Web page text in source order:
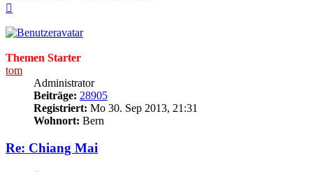
Themen Starter
tom
Administrator
Beiträge: 28905
Registriert: Mo 30. Sep 2013, 21:31
Wohnort: Bern
Re: Chiang Mai